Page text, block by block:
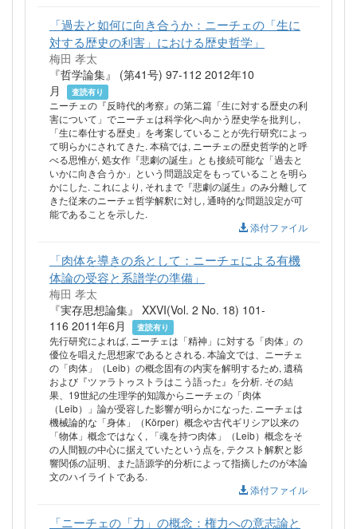
「過去と如何に向き合うか：ニーチェの「生に
対する歴史の利害」における歴史哲学」
梅田 孝太
『哲学論集』 (第41号) 97-112 2012年10
月
査読有り
ニーチェの『反時代的考察』の第二篇「生に対する歴史の利
害について」でニーチェは科学化へ向かう歴史学を批判し,
「生に奉仕する歴史」を考案していることが先行研究によっ
て明らかにされてきた. 本稿では, ニーチェの歴史哲学的と呼
べる思惟が, 処女作『悲劇の誕生』とも接続可能な「過去と
いかに向き合うか」という問題設定をもっていることを明ら
かにした. これにより, それまで『悲劇の誕生』のみ分離して
きた従来のニーチェ哲学解釈に対し, 通時的な問題設定が可
能であることを示した.
添付ファイル
「肉体を導きの糸として：ニーチェによる有機
体論の受容と系譜学の準備」
梅田 孝太
『実存思想論集』 XXVI(Vol. 2 No. 18) 101-
116 2011年6月
査読有り
先行研究によれば, ニーチェは「精神」に対する「肉体」の
優位を唱えた思想家であるとされる. 本論文では、ニーチェ
の「肉体」（Leib）の概念固有の内実を解明するため, 遺稿
および『ツァラトゥストラはこう語った』を分析. その結
果、19世紀の生理学的知識からニーチェの「肉体
（Leib）」論が受容した影響が明らかになった. ニーチェは
機械論的な「身体」（Körper）概念や古代ギリシア以来の
「物体」概念ではなく, 「魂を持つ肉体」（Leib）概念をそ
の人間観の中心に据えていたという点を, テクスト解釈と影
響関係の証明、また語源学的分析によって指摘したのが本論
文のハイライトである.
添付ファイル
「ニーチェの「力」の概念：権力への意志論と